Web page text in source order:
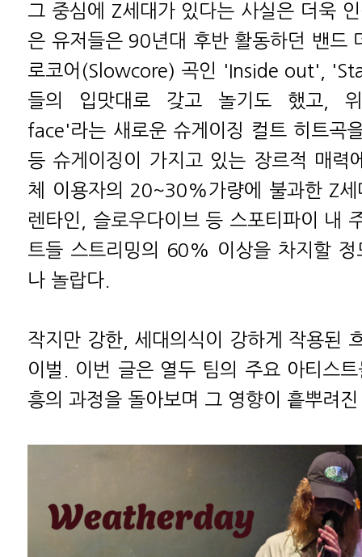
그 중심에 Z세대가 있다는 사실은 더욱
은 유저들은 90년대 후반 활동하던 밴드
로코어(Slowcore) 곡인 'Inside out',
들의 입맛대로 갖고 놀기도 했고,
face'라는 새로운 슈게이징 컬트 히트곡
등 슈게이징이 가지고 있는 장르적 매력
체 이용자의 20~30%가량에 불과한 Z세
렌타인, 슬로우다이브 등 스포티파이 내
트들 스트리밍의 60% 이상을 차지할 정
나 놀랍다.
작지만 강한, 세대의식이 강하게 작용된
이벌. 이번 글은 열두 팀의 주요 아티스
흥의 과정을 돌아보며 그 영향이 흩뿌려